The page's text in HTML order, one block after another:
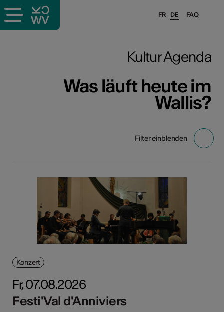
FAQ
FR DE
Kultur Agenda
Was läuft heute im
Wallis?
Filter einblenden
Konzert
Fr, 07.08.2026
Festi'Val d'Anniviers